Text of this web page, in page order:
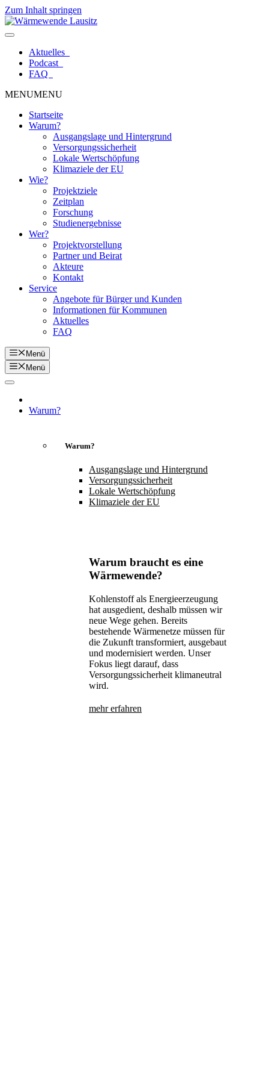
Zum Inhalt springen
Aktuelles
Podcast
FAQ
MENUMENU
Startseite
Warum?
Ausgangslage und Hintergrund
Versorgungssicherheit
Lokale Wertschöpfung
Klimaziele der EU
Wie?
Projektziele
Zeitplan
Forschung
Studienergebnisse
Wer?
Projektvorstellung
Partner und Beirat
Akteure
Kontakt
Service
Angebote für Bürger und Kunden
Informationen für Kommunen
Aktuelles
FAQ
Menü
Menü
Warum?
Warum?
Ausgangslage und Hintergrund
Versorgungssicherheit
Lokale Wertschöpfung
Klimaziele der EU
Warum braucht es eine
Wärmewende?
Kohlenstoff als Energieerzeugung
hat ausgedient, deshalb müssen wir
neue Wege gehen. Bereits
bestehende Wärmenetze müssen für
die Zukunft transformiert, ausgebaut
und modernisiert werden. Unser
Fokus liegt darauf, dass
Versorgungssicherheit klimaneutral
wird.
mehr erfahren